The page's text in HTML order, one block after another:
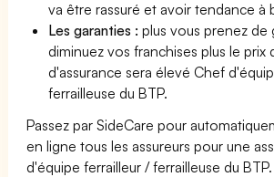
va être rassuré et avoir tendance à
Les garanties :plus vous prenez de
diminuez vos franchises plus le
d'assurance sera élevé Chef
ferrailleuse du BTP.
Passez par SideCare pour
en ligne tous les assureurs pour une
d'équipe ferrailleur / ferrailleuse du